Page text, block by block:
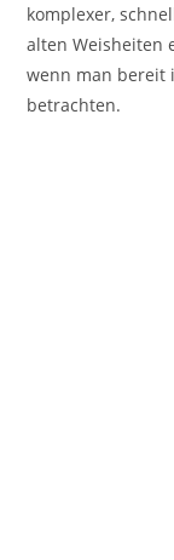
komplexer,
alten Weisheiten
wenn man bereit
betrachten.